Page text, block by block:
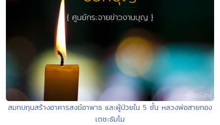
สมทบทุนสร้างอาคารสงฆ์อาพาธ และผู้ป่วยใน 5 ชั้น หลวงพ่อสายทอง
เตชะธัมโม